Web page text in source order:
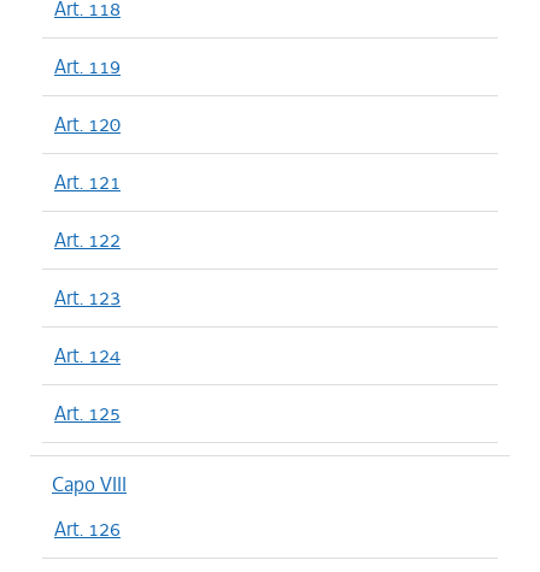
Art. 118
Art. 119
Art. 120
Art. 121
Art. 122
Art. 123
Art. 124
Art. 125
Capo VIII
Art. 126